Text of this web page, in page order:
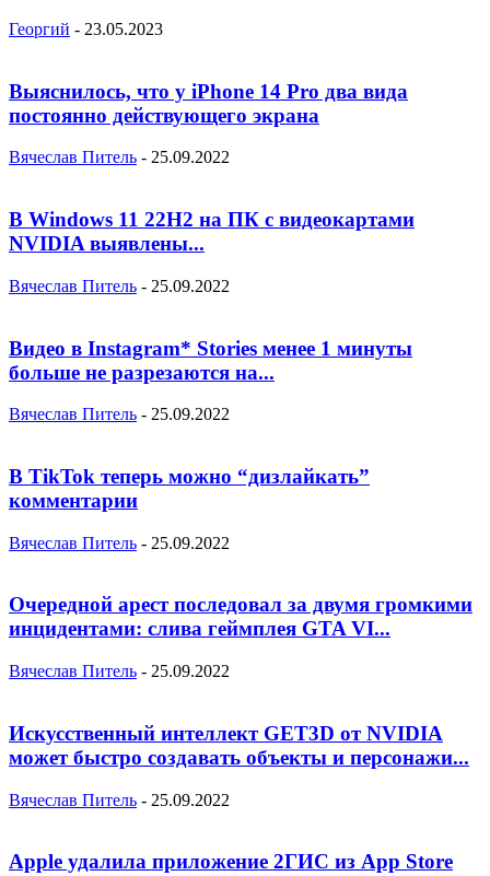
Георгий - 23.05.2023
Выяснилось, что у iPhone 14 Pro два вида
постоянно действующего экрана
Вячеслав Питель - 25.09.2022
В Windows 11 22H2 на ПК с видеокартами
NVIDIA выявлены...
Вячеслав Питель - 25.09.2022
Видео в Instagram* Stories менее 1 минуты
больше не разрезаются на...
Вячеслав Питель - 25.09.2022
В TikTok теперь можно “дизлайкать”
комментарии
Вячеслав Питель - 25.09.2022
Очередной арест последовал за двумя громкими
инцидентами: слива геймплея GTA VI...
Вячеслав Питель - 25.09.2022
Искусственный интеллект GET3D от NVIDIA
может быстро создавать объекты и персонажи...
Вячеслав Питель - 25.09.2022
Apple удалила приложение 2ГИС из App Store